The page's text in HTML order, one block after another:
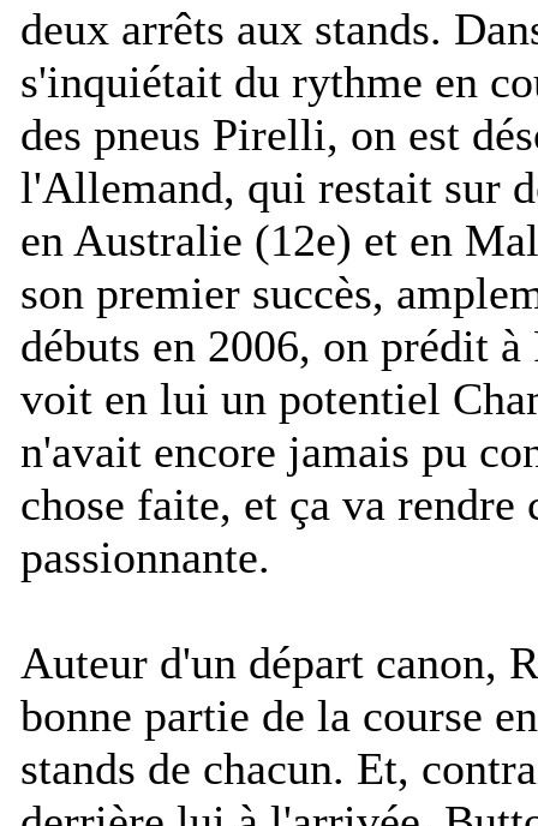
deux arrêts aux stands.
s'inquiétait du rythme en
des pneus Pirelli, on est
l'Allemand, qui restait sur
en Australie (12e) et en
son premier succès,
débuts en 2006, on prédit
voit en lui un potentiel
n'avait encore jamais pu
chose faite, et ça va rendre
passionnante.
Auteur d'un départ canon,
bonne partie de la course
stands de chacun. Et,